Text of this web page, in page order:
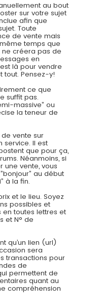
au bout
sur votre sujet
afin que
Toute
de vente mais
temps que
ne créera pas de
en
là pour vendre
tout. Pensez-y!
ce que
suffit pas.
massive” ou
la teneur de
vente sur
service. Il est
que pour ça,
Néanmoins, si
une vente, vous
au début
à la fin.
et le lieu. Soyez
possibles et
en toutes lettres et
et N° de
qu’un lien (url)
sera
transactions pour
de
permettent de
quant au
compréhension